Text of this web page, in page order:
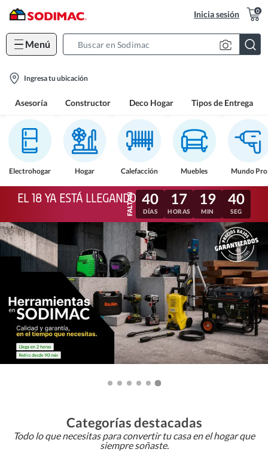
Inicia sesión 0
Menú
location-
Ingresa tu ubicación
Asesoría Constructor Deco Hogar Tipos de Entrega
Electrohogar Hogar Calefacción Muebles Mundo Pro
EL 18 YA ESTÁ LLEGANDO 40
DÍAS
17
HORAS
19
MIN
37
SEG
Categorías destacadas
Todo lo que necesitas para convertir tu casa en el hogar que
siempre soñaste.